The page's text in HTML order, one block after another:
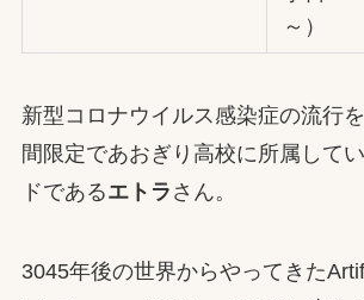
～）
新型コロナウイルス感染症の流行
間限定であおぎり高校に所属して
ドであるエトラ さん。
3045年後の世界からやってきた